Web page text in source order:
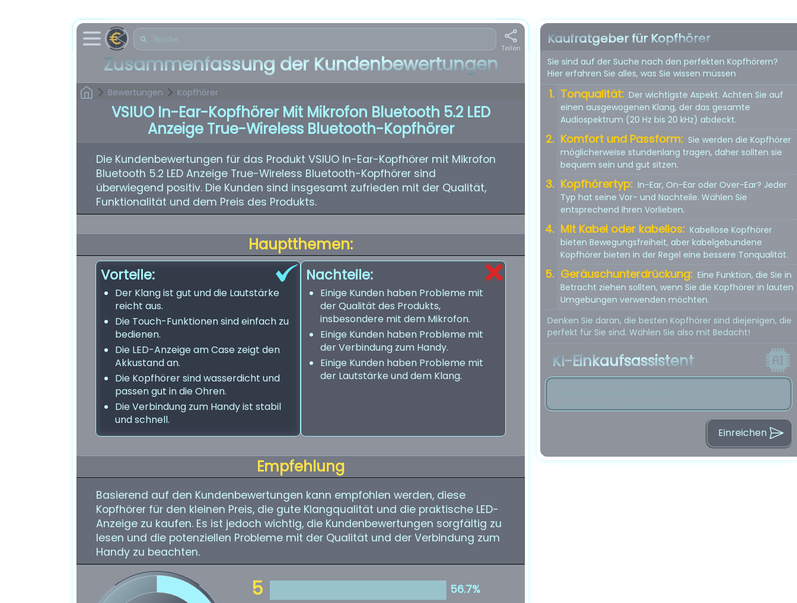
Teilen
Zusammenfassung der Kundenbewertungen
Bewertungen Kopfhörer
VSIUO In-Ear-Kopfhörer Mit Mikrofon Bluetooth 5.2 LED
Anzeige True-Wireless Bluetooth-Kopfhörer
Die Kundenbewertungen für das Produkt VSIUO In-Ear-Kopfhörer mit Mikrofon
Bluetooth 5.2 LED Anzeige True-Wireless Bluetooth-Kopfhörer sind
überwiegend positiv. Die Kunden sind insgesamt zufrieden mit der Qualität,
Funktionalität und dem Preis des Produkts.
Hauptthemen:
Vorteile:
Der Klang ist gut und die Lautstärke
reicht aus.
Die Touch-Funktionen sind einfach zu
bedienen.
Die LED-Anzeige am Case zeigt den
Akkustand an.
Die Kopfhörer sind wasserdicht und
passen gut in die Ohren.
Die Verbindung zum Handy ist stabil
und schnell.
Nachteile:
Einige Kunden haben Probleme mit
der Qualität des Produkts,
insbesondere mit dem Mikrofon.
Einige Kunden haben Probleme mit
der Verbindung zum Handy.
Einige Kunden haben Probleme mit
der Lautstärke und dem Klang.
Empfehlung
Basierend auf den Kundenbewertungen kann empfohlen werden, diese
Kopfhörer für den kleinen Preis, die gute Klangqualität und die praktische LED-
Anzeige zu kaufen. Es ist jedoch wichtig, die Kundenbewertungen sorgfältig zu
lesen und die potenziellen Probleme mit der Qualität und der Verbindung zum
Handy zu beachten.
Kaufratgeber für Kopfhörer
Sie sind auf der Suche nach den perfekten Kopfhörern?
Hier erfahren Sie alles, was Sie wissen müssen
Tonqualität: Der wichtigste Aspekt. Achten Sie auf
einen ausgewogenen Klang, der das gesamte
Audiospektrum (20 Hz bis 20 kHz) abdeckt.
Komfort und Passform: Sie werden die Kopfhörer
möglicherweise stundenlang tragen, daher sollten sie
bequem sein und gut sitzen.
Kopfhörertyp: In-Ear, On-Ear oder Over-Ear? Jeder
Typ hat seine Vor- und Nachteile. Wählen Sie
entsprechend Ihren Vorlieben.
Mit Kabel oder kabellos: Kabellose Kopfhörer
bieten Bewegungsfreiheit, aber kabelgebundene
Kopfhörer bieten in der Regel eine bessere Tonqualität.
Geräuschunterdrückung: Eine Funktion, die Sie in
Betracht ziehen sollten, wenn Sie die Kopfhörer in lauten
Umgebungen verwenden möchten.
Denken Sie daran, die besten Kopfhörer sind diejenigen, die
perfekt für Sie sind. Wählen Sie also mit Bedacht!
KI-Einkaufsassistent
Einreichen